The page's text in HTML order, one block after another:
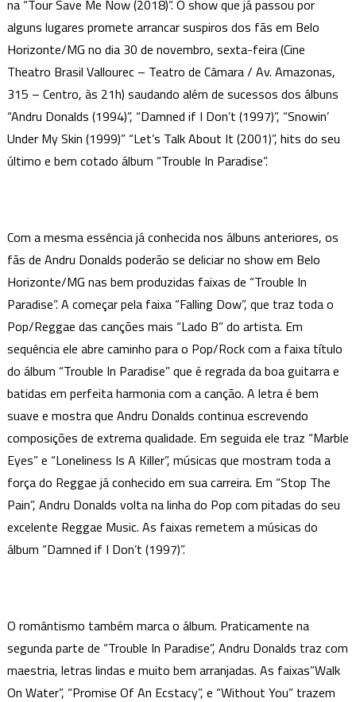
hitmaker
da
música
Pop
na “Tour Save Me Now (2018)”. O show que já passou por
alguns lugares promete arrancar suspiros dos fãs em Belo
Horizonte/MG no dia 30 de novembro, sexta-feira (Cine
Theatro Brasil Vallourec – Teatro de Câmara / Av. Amazonas,
315 – Centro, às 21h) saudando além de sucessos dos álbuns
“Andru Donalds (1994)”, “Damned if I Don’t (1997)”, “Snowin’
Under My Skin (1999)” “Let’s Talk About It (2001)”, hits do seu
último e bem cotado álbum “Trouble In Paradise”.
Com a mesma essência já conhecida nos álbuns anteriores, os
fãs de Andru Donalds poderão se deliciar no show em Belo
Horizonte/MG nas bem produzidas faixas de “Trouble In
Paradise”. A começar pela faixa “Falling Dow”, que traz toda o
Pop/Reggae das canções mais “Lado B” do artista. Em
sequência ele abre caminho para o Pop/Rock com a faixa título
do álbum “Trouble In Paradise” que é regrada da boa guitarra e
batidas em perfeita harmonia com a canção. A letra é bem
suave e mostra que Andru Donalds continua escrevendo
composições de extrema qualidade. Em seguida ele traz “Marble
Eyes” e “Loneliness Is A Killer”, músicas que mostram toda a
força do Reggae já conhecido em sua carreira. Em “Stop The
Pain”, Andru Donalds volta na linha do Pop com pitadas do seu
excelente Reggae Music. As faixas remetem a músicas do
álbum “Damned if I Don’t (1997)”.
O romântismo também marca o álbum. Praticamente na
segunda parte de “Trouble In Paradise”, Andru Donalds traz com
maestria, letras lindas e muito bem arranjadas. As faixas”Walk
On Water”, “Promise Of An Ecstacy”, e “Without You” trazem